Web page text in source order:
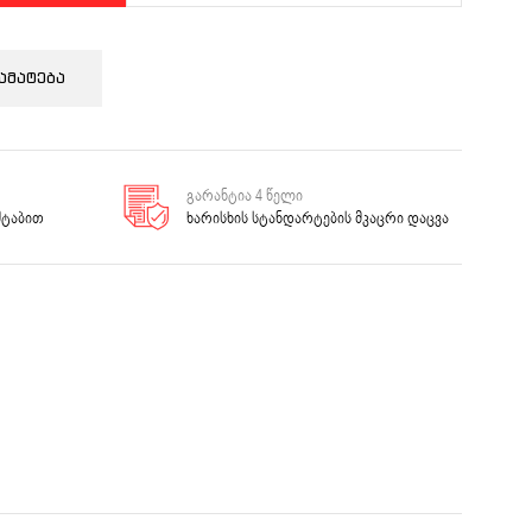
გარანტია 4 წელი
ხარისხის სტანდარტების მკაცრი დაცვა